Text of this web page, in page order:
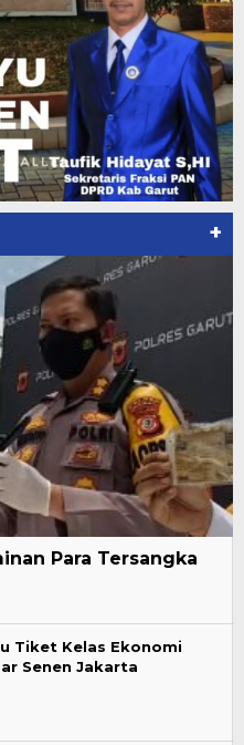
+
Para Tersangka
Tiket Kelas Ekonomi
Senen Jakarta